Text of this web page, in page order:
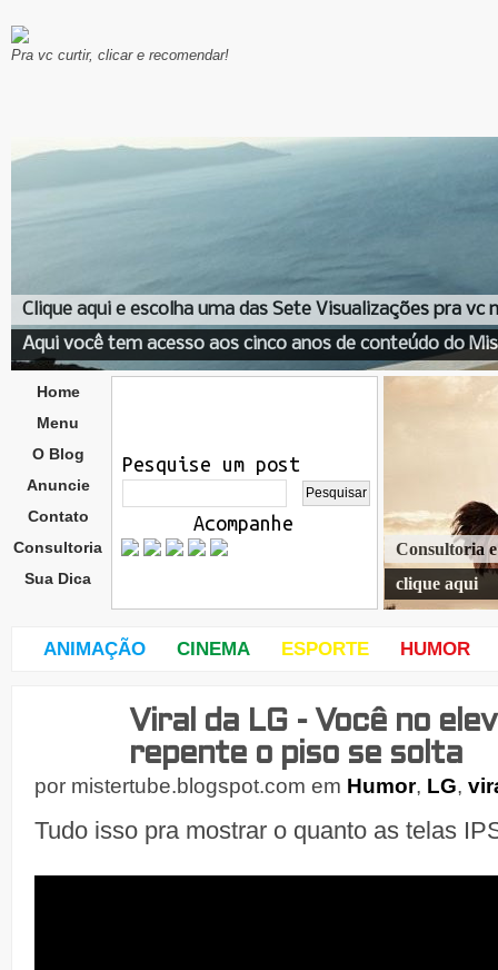
Pra vc curtir, clicar e recomendar!
Clique aqui e escolha uma das Sete Visualizações pra vc
Aqui você tem acesso aos cinco anos de conteúdo do
Home
Menu
O Blog
Anuncie
Contato
Consultoria
Sua Dica
Pesquise um post
Acompanhe
Consultoria
clique aqui
ANIMAÇÃO CINEMA ESPORTE HUMOR
,
Viral da LG - Você no
repente o piso se solta
por mistertube.blogspot.com em Humor, LG,
Tudo isso pra mostrar o quanto as telas